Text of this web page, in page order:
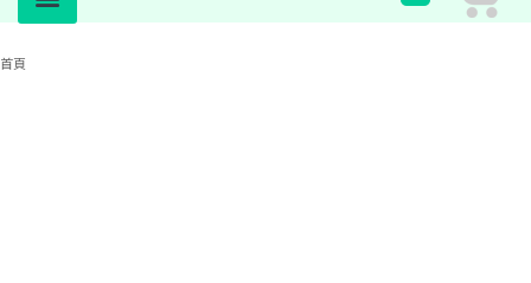
首頁